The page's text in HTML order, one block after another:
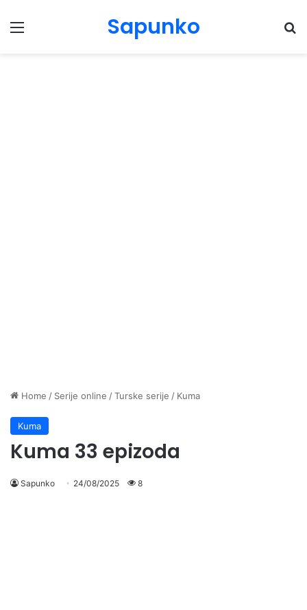
Menu Sapunko
Home / Serije online /Turske serije / Kuma
Kuma
Kuma 33 epizoda
Sapunko 24/08/2025 8